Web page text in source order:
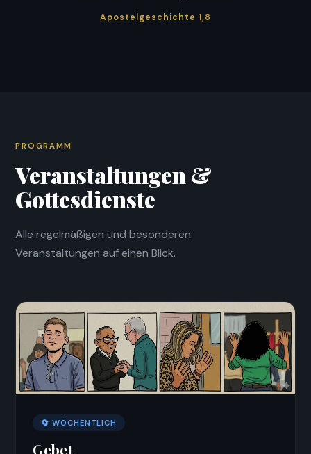
Apostelgeschichte 1,8
PROGRAMM
Veranstaltungen &
Gottesdienste
Alle regelmäßigen und besonderen
Veranstaltungen auf einen Blick.
🔄 WÖCHENTLICH
Gebet